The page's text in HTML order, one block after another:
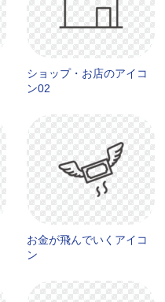
ショップ・お店のアイコ
ン02
お金が飛んでいくアイコ
ン